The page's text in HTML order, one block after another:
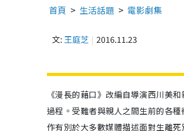
首頁 生活話題 電影劇集
文: 王庭芝 2016.11.23
《漫長的藉口》改編自導演西川美
過程。受難者與親人之間生前的各
作有別於大多數媒體描述面對生離